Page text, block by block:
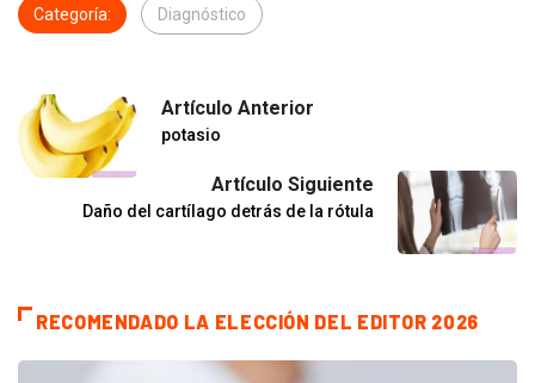
Categoría: Diagnóstico
Artículo Anterior
potasio
Artículo Siguiente
Daño del cartílago detrás de la rótula
RECOMENDADO LA ELECCIÓN DEL EDITOR 2026